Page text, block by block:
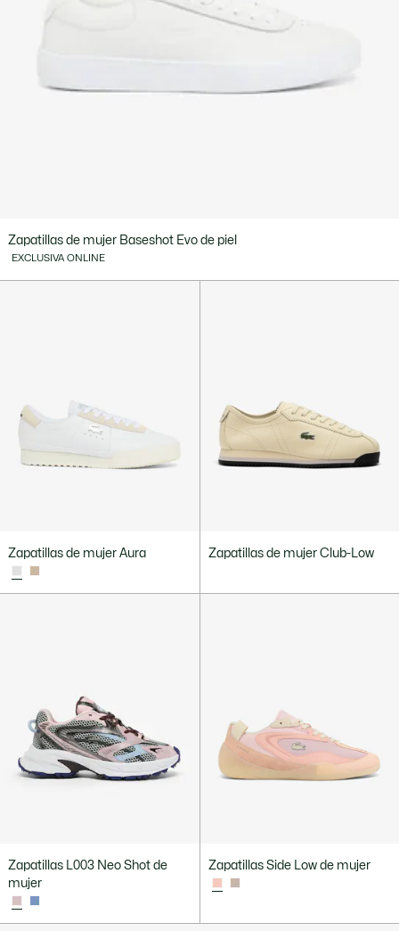
Zapatillas de mujer Baseshot Evo de piel
EXCLUSIVA ONLINE
Zapatillas de mujer Aura Zapatillas de mujer Club-Low
Zapatillas L003 Neo Shot de
mujer
Zapatillas Side Low de mujer